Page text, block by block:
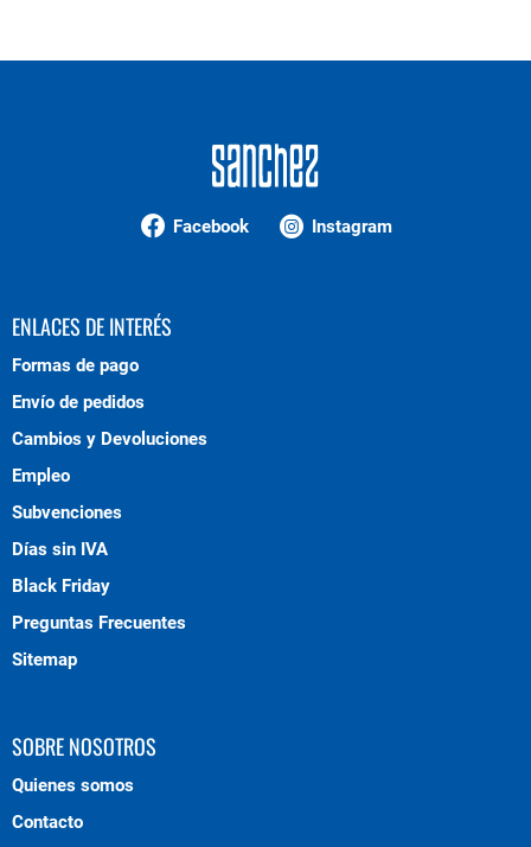
Facebook Instagram
ENLACES DE INTERÉS
Formas de pago
Envío de pedidos
Cambios y Devoluciones
Empleo
Subvenciones
Días sin IVA
Black Friday
Preguntas Frecuentes
Sitemap
SOBRE NOSOTROS
Quienes somos
Contacto